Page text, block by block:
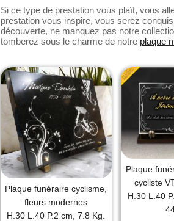
prix en temps réel. Pour ceux qui souhaitent
ajouter une touche personnelle, des
de textes et poèmes funéraires sont
disponibles sur le site. Avec RENAUD
vous avez l'assurance d'une plaque d'une
heures.
Si ce type de prestation vous plaît, vous
prestation vous inspire, vous serez
découverte, ne manquez pas notre
tomberez sous le charme de notre plaque
Plaque funéraire cyclisme,
fleurs modernes
H.30 L.40 P.2 cm, 7.8 Kg.
Plaque
cycliste
H.30 L.40